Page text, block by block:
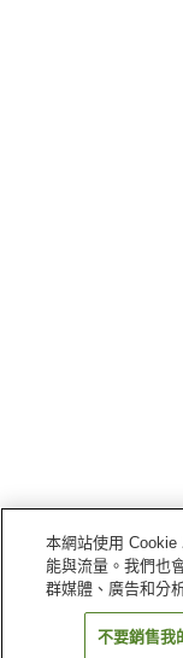
本網站使用
能與流量。我們也
群媒體、廣告和分
不要銷售我